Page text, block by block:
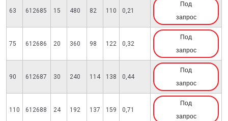
63 612685 15 480 82 110 0,21
Под
запрос
75 612686 20 360 98 122 0,32
Под
запрос
90 612687 30 240 114 138 0,44
Под
запрос
110 612688 24 192 137 159 0,71
Под
запрос